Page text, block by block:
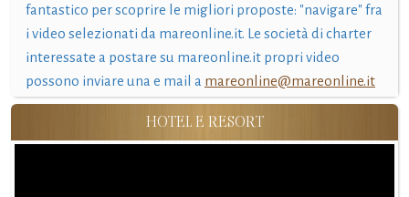
fantastico per scoprire le migliori proposte: "navigare" fra
i video selezionati da mareonline.it. Le società di charter
interessate a postare su mareonline.it propri video
possono inviare una e mail a mareonline@mareonline.it
HOTEL E RESORT